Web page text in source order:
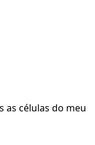
as células do meu